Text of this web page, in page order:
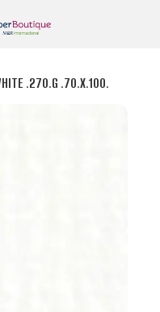
.270.G .70.X.100.